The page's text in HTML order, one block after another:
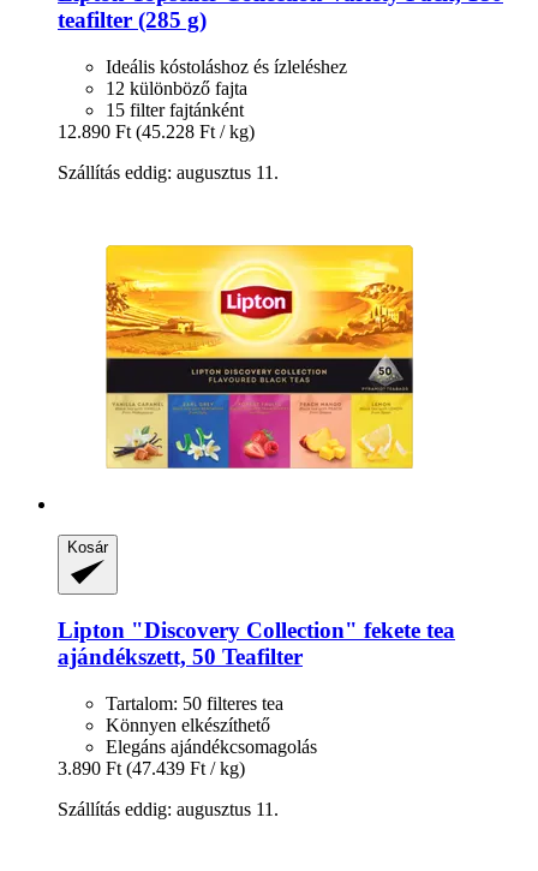
teafilter (285 g)
Ideális kóstoláshoz és ízleléshez
12 különböző fajta
15 filter fajtánként
12.890 Ft (45.228 Ft / kg)
Szállítás eddig: augusztus 11.
Kosár
Lipton "Discovery Collection" fekete tea
ajándékszett, 50 Teafilter
Tartalom: 50 filteres tea
Könnyen elkészíthető
Elegáns ajándékcsomagolás
3.890 Ft (47.439 Ft / kg)
Szállítás eddig: augusztus 11.